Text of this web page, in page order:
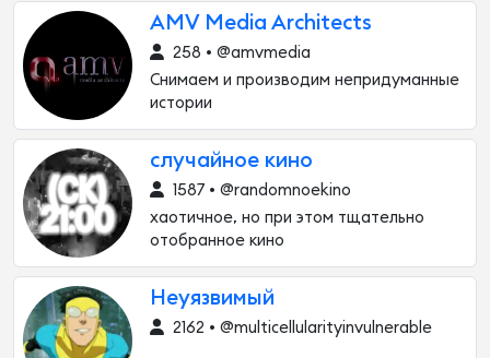
AMV Media Architects
258 • @amvmedia
Снимаем и производим непридуманные
истории
случайное кино
1587 • @randomnoekino
хаотичное, но при этом тщательно
отобранное кино
Неуязвимый
2162 • @multicellularityinvulnerable